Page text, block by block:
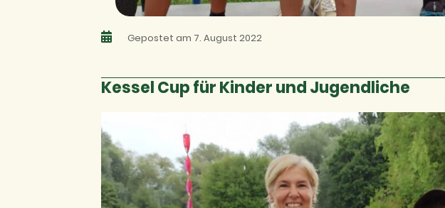
Gepostet am 7. August 2022
Kessel Cup für Kinder und Jugendliche